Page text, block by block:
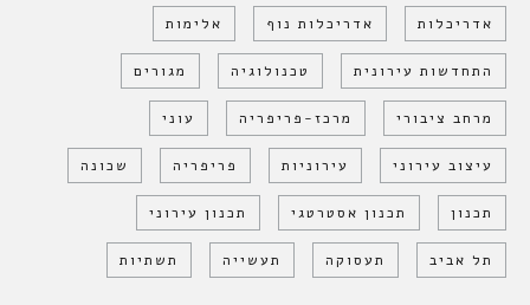
אדריכלות אדריכלות נוף אלימות
התחדשות עירונית טכנולוגיה מגורים
מרחב ציבורי מרכז-פריפריה עוני
עיצוב עירוני עירוניות פריפריה שכונה
תכנון תכנון אסטרטגי תכנון עירוני
תל אביב תעסוקה תעשייה תשתיות